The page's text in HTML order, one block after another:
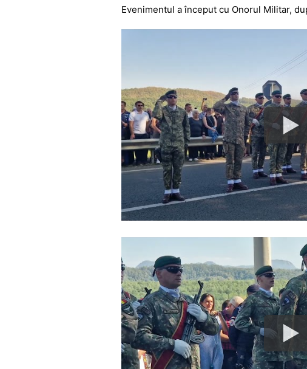
b
o
A
p
e
n
er
a
m
a
g
a
z
ă
Evenimentul a început cu Onorul Militar,